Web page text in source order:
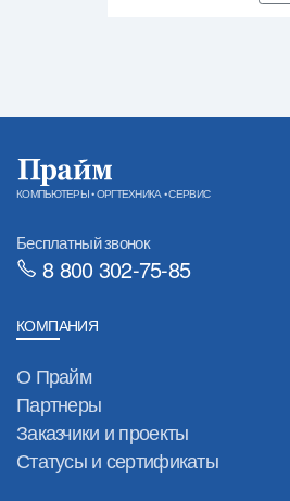
КОМПЬЮТЕРЫ • ОРГТЕХНИКА • СЕРВИС
Бесплатный звонок
8 800 302-75-85
КОМПАНИЯ
О Прайм
Партнеры
Заказчики и проекты
Статусы и сертификаты